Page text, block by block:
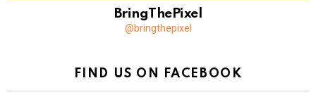
BringThePixel
@bringthepixel
FIND US ON FACEBOOK